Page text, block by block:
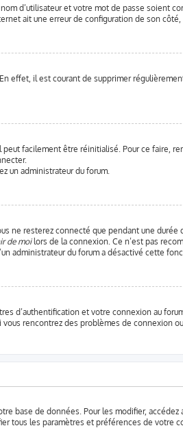
d’utilisateur et votre mot de passe soient
ait une erreur de configuration de son côté,
effet, il est courant de supprimer
facilement être réinitialisé. Pour ce faire,
un administrateur du forum.
ne resterez connecté que pendant une durée
de moilors de la connexion. Ce n’est pas
administrateur du forum a désactivé cette
d’authentification et votre connexion au
rencontrez des problèmes de connexion
base de données. Pour les modifier, accédez
tous les paramètres et préférences de votre